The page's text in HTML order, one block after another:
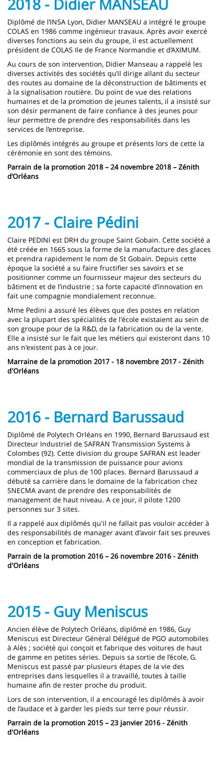
2018 - Didier MANSEAU
Diplômé de l’INSA Lyon, Didier MANSEAU a intégré le groupe
COLAS en 1986 comme ingénieur travaux. Après avoir exercé
diverses fonctions au sein du groupe, il est actuellement
président de COLAS Ile de France Normandie et d’AXIMUM.
Au cours de son intervention, Didier Manseau a rappelé les
diverses activités des sociétés qu’il dirige allant du secteur
des routes au domaine de la déconstruction de bâtiments et
à la signalisation routière. Du point de vue des relations
humaines et de la promotion de jeunes talents, il a insisté sur
son désir permanent de faire confiance à des jeunes pour
leur permettre de prendre des responsabilités dans les
services de l’entreprise.
Les diplômés intégrés au groupe et présents lors de cette la
cérémonie en sont des témoins.
Parrain de la promotion 2018 – 24 novembre 2018 – Zénith
d’Orléans
2017 - Claire Pédini
Claire PEDINI est DRH du groupe Saint Gobain. Cette société a
été créée en 1665 sous la forme de la manufacture des glaces
et prendra rapidement le nom de St Gobain. Depuis cette
époque la société a su faire fructifier ses savoirs et se
positionner comme un fournisseur majeur des secteurs du
bâtiment et de l’industrie ; sa forte capacité d’innovation en
fait une compagnie mondialement reconnue.
Mme Pedini a assuré les élèves que des postes en relation
avec la plupart des spécialités de l'école existaient au sein de
son groupe pour de la R&D, de la fabrication ou de la vente.
Elle a insisté sur le fait que les métiers qui existeront dans 10
ans n'existent pas à ce jour.
Marraine de la promotion 2017 - 18 novembre 2017 - Zénith
d'Orléans
2016 - Bernard Barussaud
Diplômé de Polytech Orléans en 1990, Bernard Barussaud est
Directeur Industriel de SAFRAN Transmission Systems à
Colombes (92). Cette division du groupe SAFRAN est leader
mondial de la transmission de puissance pour avions
commerciaux de plus de 100 places. Bernard Barussaud a
débuté sa carrière dans le domaine de la fabrication chez
SNECMA avant de prendre des responsabilités de
management de haut niveau. A ce jour, il pilote 1200
personnes sur 3 sites.
Il a rappelé aux diplômés qu'il ne fallait pas vouloir accéder à
des responsabilités de manager avant d'avoir fait ses preuves
en conception et fabrication.
Parrain de la promotion 2016 – 26 novembre 2016 - Zénith
d'Orléans
2015 - Guy Meniscus
Ancien élève de Polytech Orléans, diplômé en 1986, Guy
Meniscus est Directeur Général Délégué de PGO automobiles
à Alès ; société qui conçoit et fabrique des voitures de haut
de gamme en petites séries. Depuis sa sortie de l’école, G.
Meniscus est passé par plusieurs étapes de la vie des
entreprises dans lesquelles il a travaillé, toutes à taille
humaine afin de rester proche du produit.
Lors de son intervention, il a encouragé les diplômés à avoir
de l’audace et à garder les pieds sur terre pour réussir.
Parrain de la promotion 2015 – 23 janvier 2016 - Zénith
d'Orléans